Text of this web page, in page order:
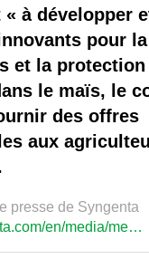
« à développer
pour
et la
le maïs, le
des offres
aux
presse de Syngenta
en/media/me…